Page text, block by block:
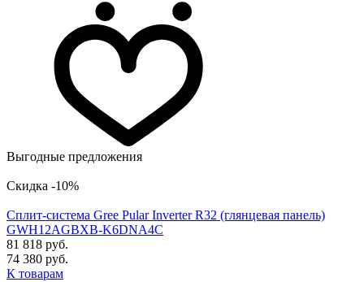
Выгодные предложения
Скидка -10%
Сплит-система Gree Pular Inverter R32 (глянцевая панель)
GWH12AGBXB-K6DNA4C
81 818 руб.
74 380 руб.
К товарам